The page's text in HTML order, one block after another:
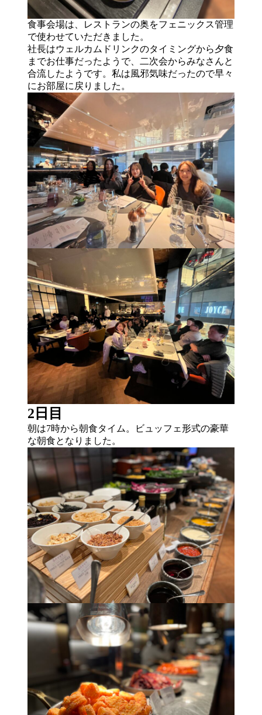
食事会場は、レストランの奥をフェニックス管理
で使わせていただきました。
社長はウェルカムドリンクのタイミングから夕食
までお仕事だったようで、二次会からみなさんと
合流したようです。私は風邪気味だったので早々
にお部屋に戻りました。
2日目
朝は7時から朝食タイム。ビュッフェ形式の豪華
な朝食となりました。